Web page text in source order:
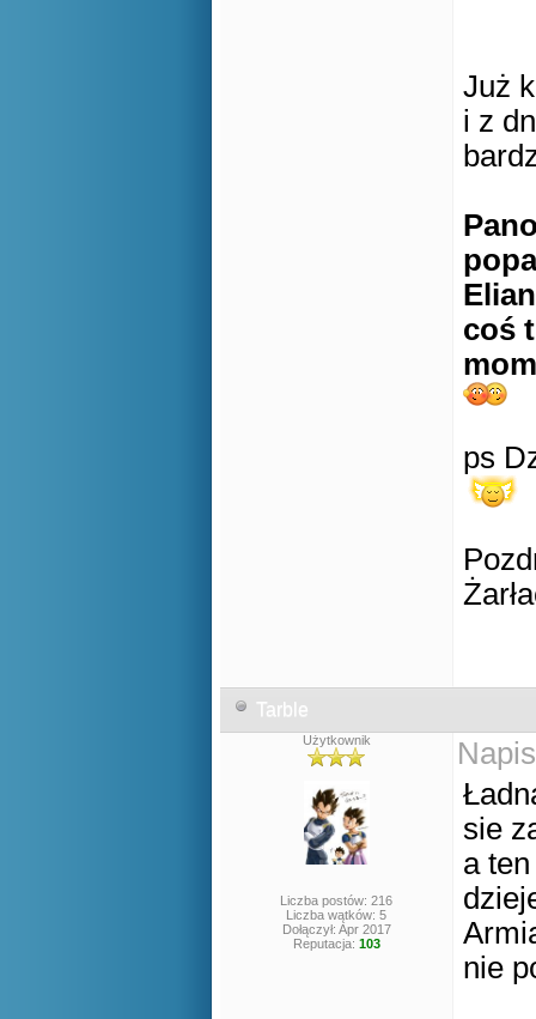
Już
i z
coś
ps
Tarble
Użytkownik
Liczba postów: 216
Liczba wątków: 5
Dołączył: Apr 2017
Reputacja: 103
sie
a
nie